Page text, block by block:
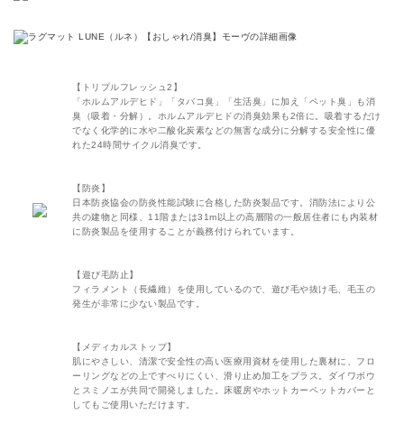
【トリプルフレッシュ2】
「ホルムアルデヒド」「タバコ臭」「生活臭」に加え「ペット臭」も消
臭（吸着・分解）。ホルムアルデヒドの消臭効果も2倍に。吸着するだけ
でなく化学的に水や二酸化炭素などの無害な成分に分解する安全性に優
れた24時間サイクル消臭です。
【防炎】
日本防炎協会の防炎性能試験に合格した防炎製品です。消防法により公
共の建物と同様、11階または31m以上の高層階の一般居住者にも内装材
に防炎製品を使用することが義務付けられています。
【遊び毛防止】
フィラメント（長繊維）を使用しているので、遊び毛や抜け毛、毛玉の
発生が非常に少ない製品です。
【メディカルストップ】
肌にやさしい、清潔で安全性の高い医療用資材を使用した裏材に、フロ
ーリングなどの上ですべりにくい、滑り止め加工をプラス。ダイワボウ
とスミノエが共同で開発しました。床暖房やホットカーペットカバーと
してもご使用いただけます。